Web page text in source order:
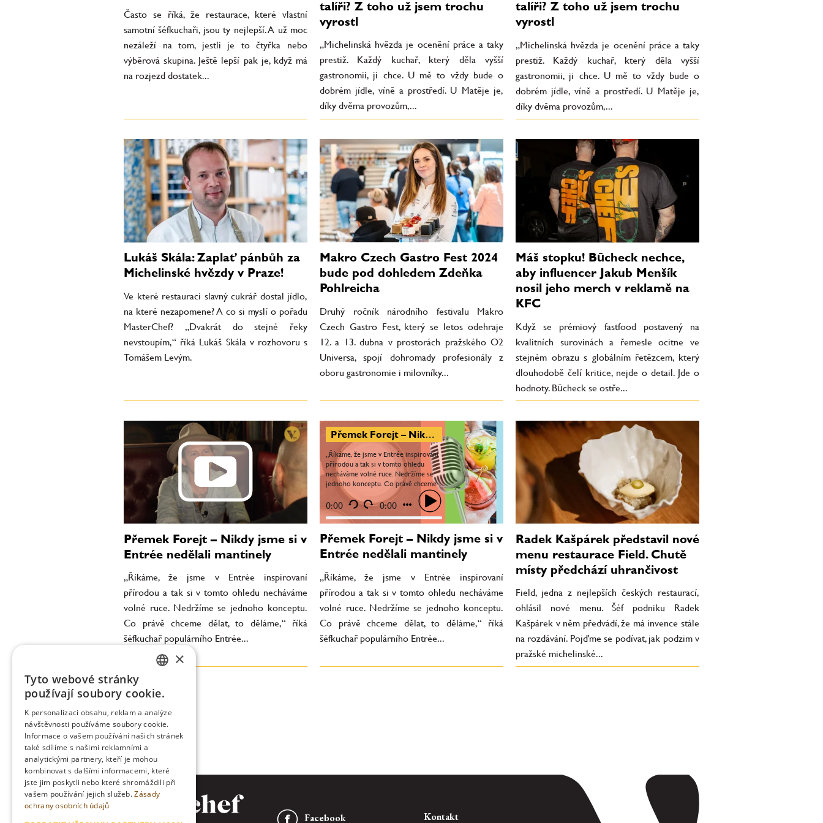
Často se říká, že restaurace, které vlastní
samotní šéfkuchaři, jsou ty nejlepší. A už moc
nezáleží na tom, jestli je to čtyřka nebo
výběrová skupina. Ještě lepší pak je, když má
na rozjezd dostatek...
talíři? Z toho už jsem trochu
vyrostl
„Michelinská hvězda je ocenění práce a taky
prestiž. Každý kuchař, který děla vyšší
gastronomii, ji chce. U mě to vždy bude o
dobrém jídle, víně a prostředí. U Matěje je,
díky dvěma provozům,...
talíři? Z toho už jsem trochu
vyrostl
„Michelinská hvězda je ocenění práce a taky
prestiž. Každý kuchař, který děla vyšší
gastronomii, ji chce. U mě to vždy bude o
dobrém jídle, víně a prostředí. U Matěje je,
díky dvěma provozům,...
Lukáš Skála: Zaplať pánbůh za
Michelinské hvězdy v Praze!
Ve které restauraci slavný cukrář dostal jídlo,
na které nezapomene? A co si myslí o pořadu
MasterChef? „Dvakrát do stejné řeky
nevstoupím,“ říká Lukáš Skála v rozhovoru s
Tomášem Levým.
Makro Czech Gastro Fest 2024
bude pod dohledem Zdeňka
Pohlreicha
Druhý ročník národního festivalu Makro
Czech Gastro Fest, který se letos odehraje
12. a 13. dubna v prostorách pražského O2
Universa, spojí dohromady profesionály z
oboru gastronomie i milovníky...
Máš stopku! Būcheck nechce,
aby influencer Jakub Menšík
nosil jeho merch v reklamě na
KFC
Když se prémiový fastfood postavený na
kvalitních surovinách a řemesle ocitne ve
stejném obrazu s globálním řetězcem, který
dlouhodobě čelí kritice, nejde o detail. Jde o
hodnoty. Būcheck se ostře...
Přemek Forejt – Nikdy jsme si v
Entrée nedělali mantinely
„Říkáme, že jsme v Entrée inspirovaní
přírodou a tak si v tomto ohledu necháváme
volné ruce. Nedržíme se jednoho konceptu.
Co právě chceme dělat, to děláme,“ říká
šéfkuchař populárního Entrée...
Přemek Forejt – Nikdy jsme si v Entrée nedělali mantinely
„Říkáme, že jsme v Entrée inspirovaní
přírodou a tak si v tomto ohledu
necháváme volné ruce. Nedržíme se
jednoho konceptu. Co právě chceme
dělat, to děláme,“ říká šéfkuchař
populárního Entrée...
0:00 0:00
Přemek Forejt – Nikdy jsme si v
Entrée nedělali mantinely
„Říkáme, že jsme v Entrée inspirovaní
přírodou a tak si v tomto ohledu necháváme
volné ruce. Nedržíme se jednoho konceptu.
Co právě chceme dělat, to děláme,“ říká
šéfkuchař populárního Entrée...
Radek Kašpárek představil nové
menu restaurace Field. Chutě
místy předchází uhrančivost
Field, jedna z nejlepších českých restaurací,
ohlásil nové menu. Šéf podniku Radek
Kašpárek v něm předvádí, že má invence stále
na rozdávání. Pojďme se podívat, jak podzim v
pražské michelinské...
Facebook Kontakt
ENGLISH
×
Tyto webové stránky
používají soubory cookie.
K personalizaci obsahu, reklam a analýze
návštěvnosti používáme soubory cookie.
Informace o vašem používání našich stránek
také sdílíme s našimi reklamními a
analytickými partnery, kteří je mohou
kombinovat s dalšími informacemi, které
jste jim poskytli nebo které shromáždili při
vašem používání jejich služeb.Zásady
ochrany osobních údajů